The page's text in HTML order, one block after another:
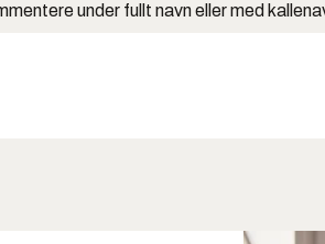
under fullt navn eller med